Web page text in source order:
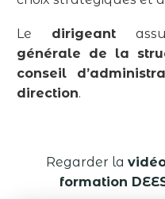
Le dirigeant
générale de la
conseil
direction.
Regarder la
formation